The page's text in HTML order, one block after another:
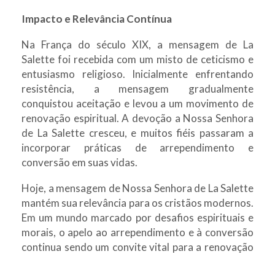
Impacto e Relevância Contínua
Na França do século XIX, a mensagem de La
Salette foi recebida com um misto de ceticismo e
entusiasmo religioso. Inicialmente enfrentando
resistência, a mensagem gradualmente
conquistou aceitação e levou a um movimento de
renovação espiritual. A devoção a Nossa Senhora
de La Salette cresceu, e muitos fiéis passaram a
incorporar práticas de arrependimento e
conversão em suas vidas.
Hoje, a mensagem de Nossa Senhora de La Salette
mantém sua relevância para os cristãos modernos.
Em um mundo marcado por desafios espirituais e
morais, o apelo ao arrependimento e à conversão
continua sendo um convite vital para a renovação